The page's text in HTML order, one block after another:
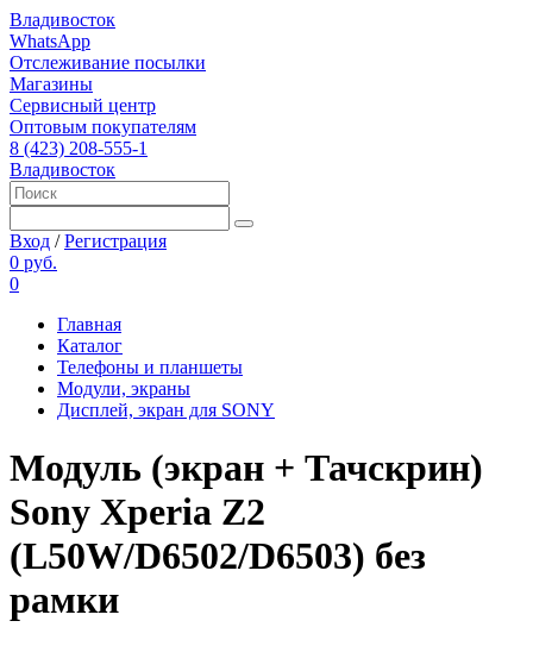
Владивосток
WhatsApp
Отслеживание посылки
Магазины
Сервисный центр
Оптовым покупателям
8 (423) 208-555-1
Владивосток
Вход /Регистрация
0 руб.
0
Главная
Каталог
Телефоны и планшеты
Модули, экраны
Дисплей, экран для SONY
Модуль (экран + Тачскрин)
Sony Xperia Z2
(L50W/D6502/D6503) без
рамки